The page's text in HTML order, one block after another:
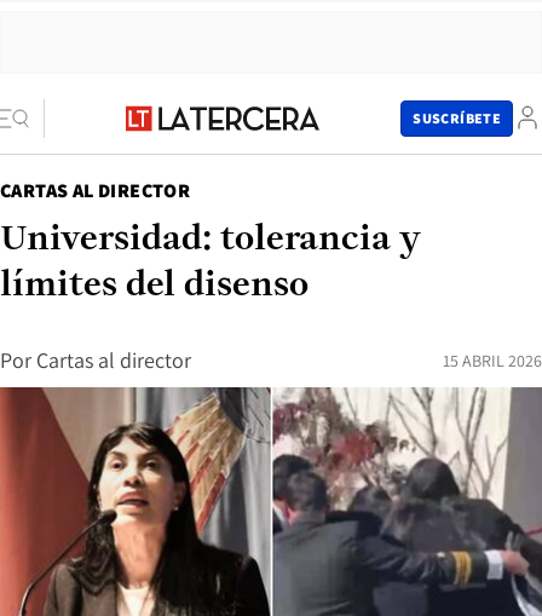
SUSCRÍBETE
CARTAS AL DIRECTOR
Universidad: tolerancia y
límites del disenso
Por Cartas al director 15 ABRIL 2026